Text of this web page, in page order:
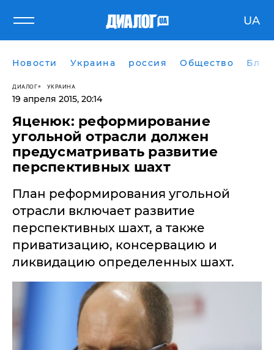
UA
Новости Украина россия Общество
ДИАЛОГ УКРАИНА
19 апреля 2015, 20:14
Яценюк: реформирование
угольной отрасли должен
предусматривать развитие
перспективных шахт
План реформирования угольной
отрасли включает развитие
перспективных шахт, а также
приватизацию, консервацию и
ликвидацию определенных шахт.